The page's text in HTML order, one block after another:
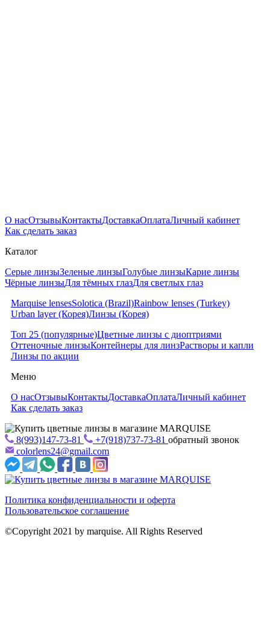
О насОтзывыКонтактыДоставкаОплатаЛичный кабинет
Как сделать заказ
Каталог
Серые линзыЗеленые линзыГолубые линзыКарие линзы
Чёрные линзыДля тёмных глазДля светлых глаз
Marquise lensesSolotica (Brazil)Rainbow lenses (Turkey)
Urban layer (Корея)Линзы (Корея)
Топ 25 (популярные)Цветные линзы с диоптриями
Оттеночные линзыКонтейнеры для линзРастворы и капли
Линзы по акции
Меню
О насОтзывыКонтактыДоставкаОплатаЛичный кабинет
Как сделать заказ
8(993)147-73-81 +7(918)737-73-81 обратный звонок
colorlens24@gmail.com
Политика конфиденциальности и оферта
Пользовательское соглашение
©Copyright 2021 by marquise. All Rights Reserved